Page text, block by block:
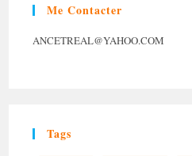
Me Contacter
ANCETREAL@YAHOO.COM
Tags